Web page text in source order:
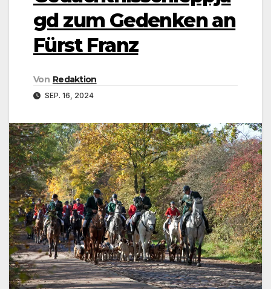
gd zum Gedenken an
Fürst Franz
Von Redaktion
SEP. 16, 2024